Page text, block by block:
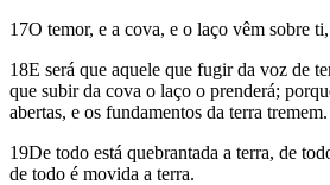
17O temor, e a cova, e o laço vêm sobre
18E será que aquele que fugir da voz de
que subir da cova o laço o prenderá;
abertas, e os fundamentos da terra tremem.
19De todo está quebrantada a terra, de
de todo é movida a terra.